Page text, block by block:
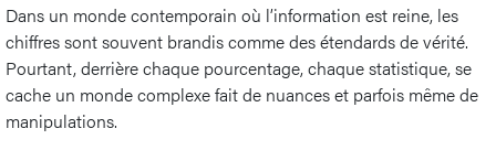
Dans un monde contemporain où l’information est reine, les
chiffres sont souvent brandis comme des étendards de vérité.
Pourtant, derrière chaque pourcentage, chaque statistique, se
cache un monde complexe fait de nuances et parfois même de
manipulations.